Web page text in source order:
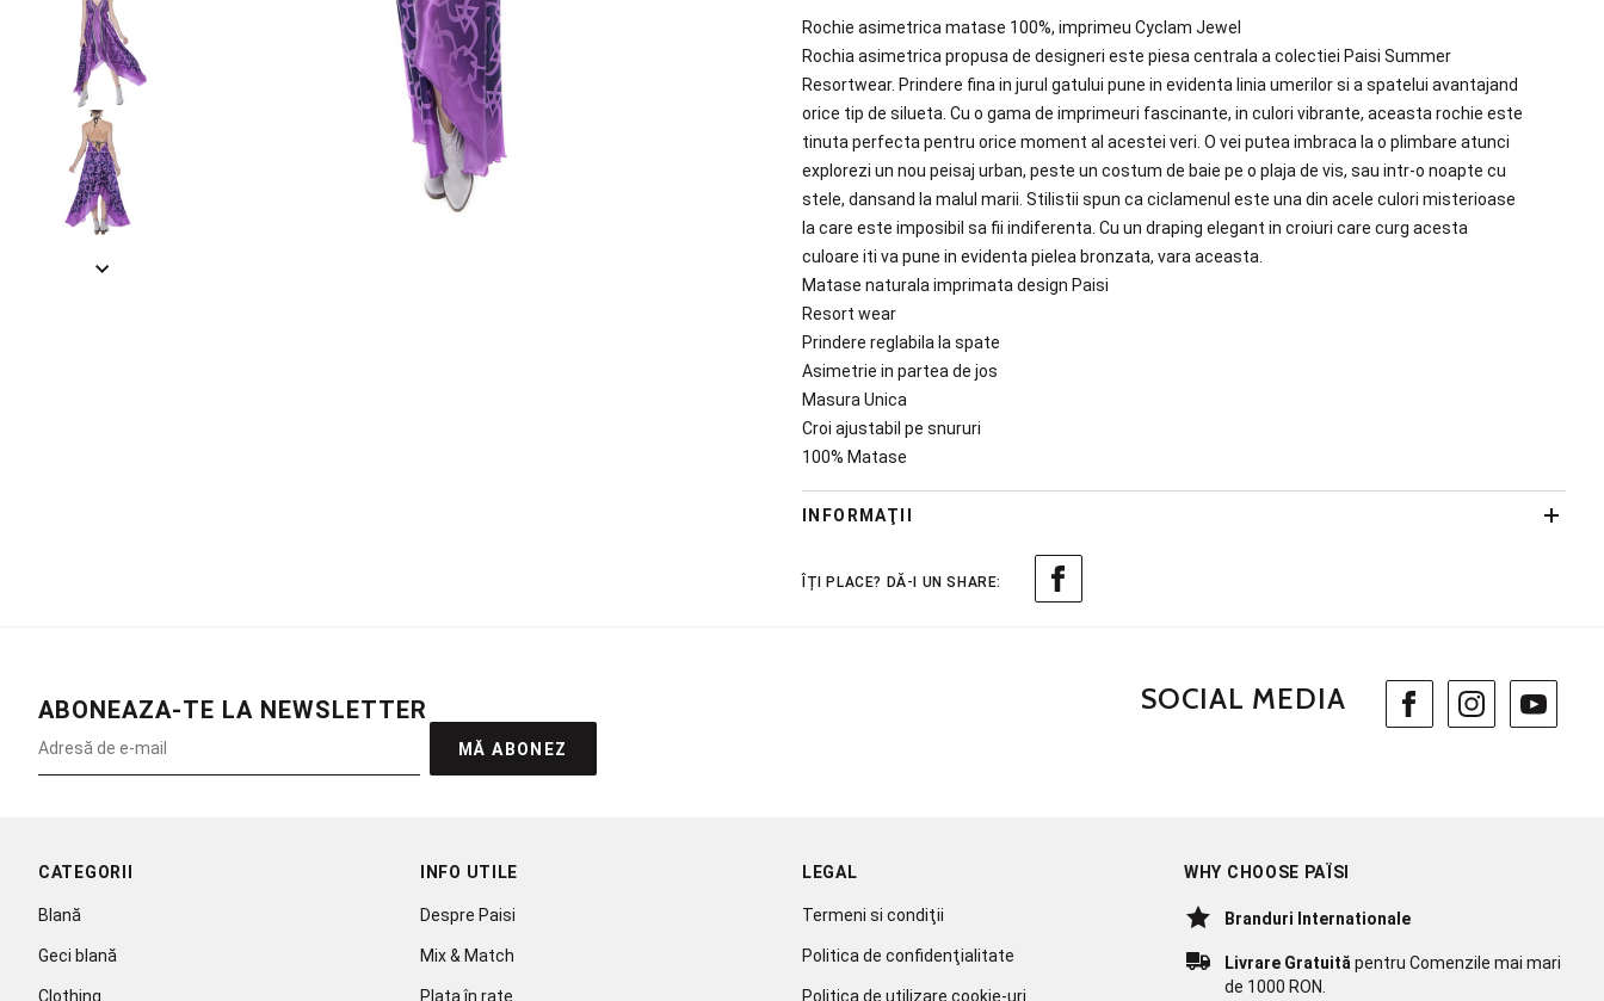
Rochie asimetrica matase 100%, imprimeu Cyclam Jewel
Rochia asimetrica propusa de designeri este piesa centrala a colectiei Paisi Summer
Resortwear. Prindere fina in jurul gatului pune in evidenta linia umerilor si a spatelui avantajand
orice tip de silueta. Cu o gama de imprimeuri fascinante, in culori vibrante, aceasta rochie este
tinuta perfecta pentru orice moment al acestei veri. O vei putea imbraca la o plimbare atunci
explorezi un nou peisaj urban, peste un costum de baie pe o plaja de vis, sau intr-o noapte cu
stele, dansand la malul marii. Stilistii spun ca ciclamenul este una din acele culori misterioase
la care este imposibil sa fii indiferenta. Cu un draping elegant in croiuri care curg acesta
culoare iti va pune in evidenta pielea bronzata, vara aceasta.
Matase naturala imprimata design Paisi
Resort wear
Prindere reglabila la spate
Asimetrie in partea de jos
Masura Unica
Croi ajustabil pe snururi
100% Matase
INFORMAŢII
ABONEAZA-TE LA NEWSLETTER
MĂ ABONEZ
SOCIAL MEDIA
CATEGORII
Blană
Geci blană
Clothing
INFO UTILE
Despre Paisi
Mix & Match
Plata în rate
LEGAL
Termeni si condiţii
Politica de confidenţialitate
Politica de utilizare cookie-uri
WHY CHOOSE PAÏSI
Branduri Internationale
Livrare Gratuită pentru Comenzile mai mari
de 1000 RON.